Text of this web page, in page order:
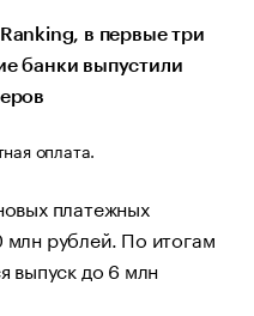
в первые три
банки выпустили
платежных
млн рублей. По итогам
выпуск до 6 млн